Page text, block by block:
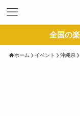
全国の
ホーム イベント 沖縄県